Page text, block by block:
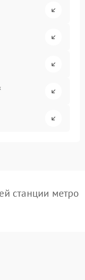
станции метро